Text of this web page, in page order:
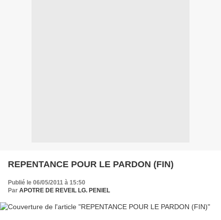
REPENTANCE POUR LE PARDON (FIN)
Publié le 06/05/2011 à 15:50
Par APOTRE DE REVEIL LG. PENIEL